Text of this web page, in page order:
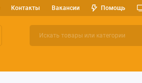
Контакты Вакансии Помощь